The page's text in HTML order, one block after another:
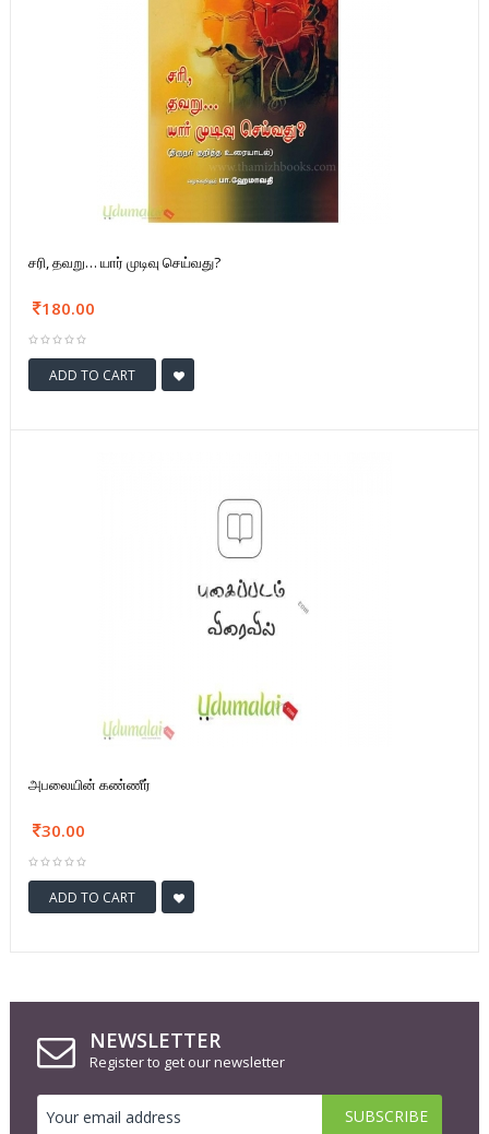
சரி, தவறு… யார் முடிவு செய்வது?
180.00
ADD TO CART
அபலையின் கண்ணீர்
30.00
ADD TO CART
NEWSLETTER
Register to get our newsletter